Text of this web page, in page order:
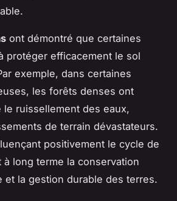
ont démontré que certaines
protéger efficacement le sol
exemple, dans certaines
les forêts denses ont
le ruissellement des eaux,
de terrain dévastateurs.
positivement le cycle de
à long terme la conservation
et la gestion durable des terres.